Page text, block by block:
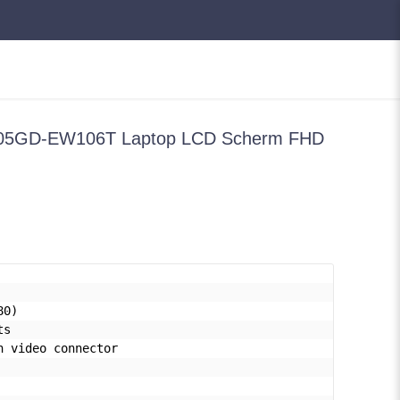
EW106T Laptop LCD Scherm FHD